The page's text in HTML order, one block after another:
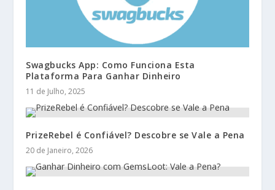
Swagbucks App: Como Funciona Esta
Plataforma Para Ganhar Dinheiro
11 de Julho, 2025
PrizeRebel é Confiável? Descobre se Vale a Pena
20 de Janeiro, 2026